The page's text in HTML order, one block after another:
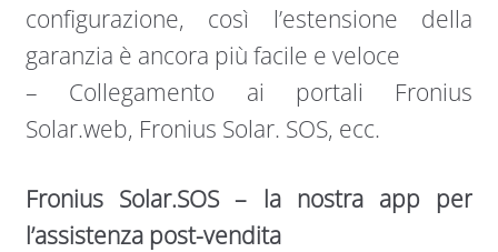
configurazione, così l’estensione della
garanzia è ancora più facile e veloce
– Collegamento ai portali Fronius
Solar.web, Fronius Solar. SOS, ecc.
Fronius Solar.SOS – la nostra app per
l’assistenza post-vendita